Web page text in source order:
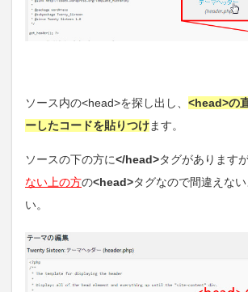
ソース内の<head>を探し出し、 <head>の
ーしたコードを貼りつけます。
ソースの下の方に</head>タグがありますが
ない上の方の<head>タグなので間違えな
い。